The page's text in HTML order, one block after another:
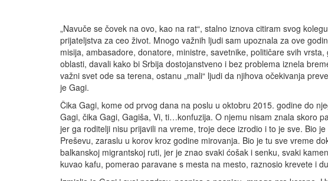
„Navuče se čovek na ovo, kao na rat“, stalno iznova citiram svog
prijateljstva za ceo život. Mnogo važnih ljudi sam upoznala za ove
misija, ambasadore, donatore, ministre, savetnike, političare svih
oblasti, davali kako bi Srbija dostojanstveno i bez problema iznela
važni svet ode sa terena, ostanu „mali“ ljudi da njihova očekivanja
je Gagi.
Čika Gagi, kome od prvog dana na poslu u oktobru 2015. godine do
Gagi, čika Gagi, Gagiša, Vi, ti…konfuzija. O njemu nisam znala skoro
jer ga roditelji nisu prijavili na vreme, troje dece izrodio i to je sve. Bio
Preševu, zaraslu u korov kroz godine mirovanja. Bio je tu sve vreme
balkanskoj migrantskoj ruti, jer je znao svaki ćošak i senku, svaki
kuvao kafu, pomerao paravane s mesta na mesto, raznosio krevete i